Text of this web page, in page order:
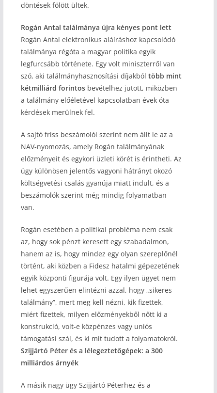
döntések fölött ültek.
Rogán Antal találmánya újra kényes pont lett
Rogán Antal elektronikus aláíráshoz kapcsolódó
találmánya régóta a magyar politika egyik
legfurcsább története. Egy volt miniszterről van
szó, aki találmányhasznosítási díjakból több mint
kétmilliárd forintosbevételhez jutott, miközben
a találmány előéletével kapcsolatban évek óta
kérdések merülnek fel.
A sajtó friss beszámolói szerint nem állt le az a
NAV-nyomozás, amely Rogán találmányának
előzményeit és egykori üzleti körét is érintheti. Az
ügy különösen jelentős vagyoni hátrányt okozó
költségvetési csalás gyanúja miatt indult, és a
beszámolók szerint még mindig folyamatban
van.
Rogán esetében a politikai probléma nem csak
az, hogy sok pénzt keresett egy szabadalmon,
hanem az is, hogy mindez egy olyan szereplőnél
történt, aki közben a Fidesz hatalmi gépezetének
egyik központi figurája volt. Egy ilyen ügyet nem
lehet egyszerűen elintézni azzal, hogy „sikeres
találmány”, mert meg kell nézni, kik fizettek,
miért fizettek, milyen előzményekből nőtt ki a
konstrukció, volt-e közpénzes vagy uniós
támogatási szál, és ki mit tudott a folyamatokról.
Szijjártó Péter és a lélegeztetőgépek: a 300
milliárdos árnyék
A másik nagy ügy Szijjártó Péterhez és a